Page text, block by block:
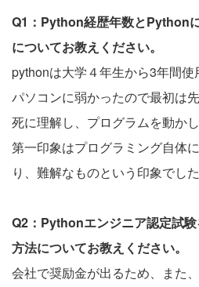
Q1：Python経歴年数とPython
についてお教えください。
pythonは大学４年生から3年間
パソコンに弱かったので最初は
死に理解し、プログラムを動かし
第一印象はプログラミング自体
り、難解なものという印象でした
Q2：Pythonエンジニア認定試
方法についてお教えください。
会社で奨励金が出るため、また